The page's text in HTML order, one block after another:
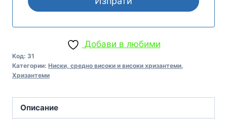
Добави в любими
Код: 31
Категории: Ниски, средно високи и високи хризантеми,
Хризантеми
Описание